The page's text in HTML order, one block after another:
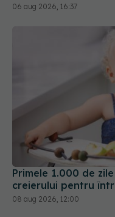
06 aug 2026, 16:37
Primele 1.000 de
creierului pentru
08 aug 2026, 12:00